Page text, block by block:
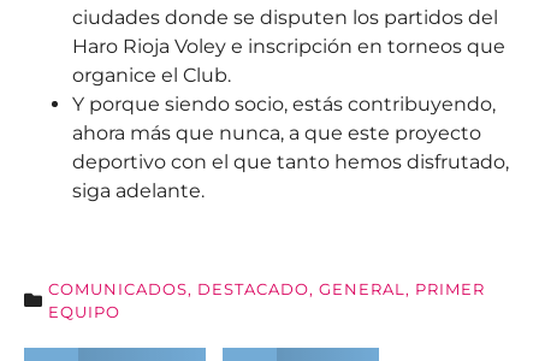
ciudades donde se disputen los partidos del
Haro Rioja Voley e inscripción en torneos que
organice el Club.
Y porque siendo socio, estás contribuyendo,
ahora más que nunca, a que este proyecto
deportivo con el que tanto hemos disfrutado,
siga adelante.
COMUNICADOS, DESTACADO, GENERAL , PRIMER
EQUIPO